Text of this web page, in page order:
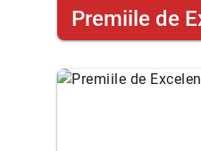
Premiile de